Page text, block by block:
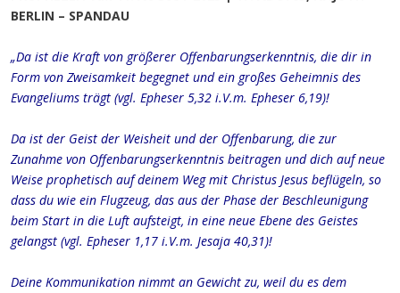
BERLIN – SPANDAU
„Da ist die Kraft von größerer Offenbarungserkenntnis, die dir in
Form von Zweisamkeit begegnet und ein großes Geheimnis des
Evangeliums trägt (vgl. Epheser 5,32 i.V.m. Epheser 6,19)!
Da ist der Geist der Weisheit und der Offenbarung, die zur
Zunahme von Offenbarungserkenntnis beitragen und dich auf neue
Weise prophetisch auf deinem Weg mit Christus Jesus beflügeln, so
dass du wie ein Flugzeug, das aus der Phase der Beschleunigung
beim Start in die Luft aufsteigt, in eine neue Ebene des Geistes
gelangst (vgl. Epheser 1,17 i.V.m. Jesaja 40,31)!
Deine Kommunikation nimmt an Gewicht zu, weil du es dem